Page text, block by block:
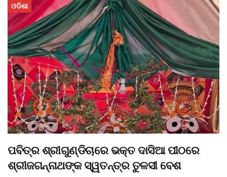
ଓଡିଶା
ପବିତ୍ର ଶ୍ରୀଗୁଣ୍ଡିଚାରେ ଭକ୍ତ ଦାସିଆ ପୀଠରେ
ଶ୍ରୀଜଗନ୍ନାଥଙ୍କ ସ୍ୱତନ୍ତ୍ର ତୁଳସୀ ବେଶ